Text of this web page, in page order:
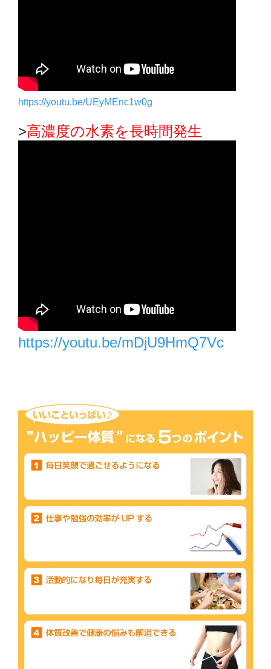
https://youtu.be/UEyMEnc1w0g
>高濃度の水素を長時間発生
https://youtu.be/mDjU9HmQ7Vc